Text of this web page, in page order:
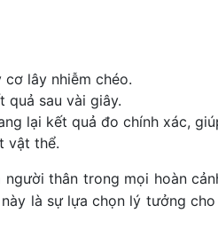
lây nhiễm chéo.
quả sau vài giây.
lại kết quả đo chính xác,
vật thể.
thân trong mọi hoàn
là sự lựa chọn lý tưởng